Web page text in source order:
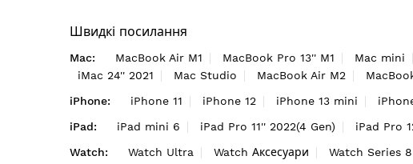
Швидкі посилання
Mac: MacBook Air M1 MacBook Pro 13'' M1 Mac mini
iMac 24'' 2021
Mac Studio MacBook Air M2
iPhone:
iPhone 11 iPhone 12 iPhone 13 mini
iPad:
iPad mini 6 iPad Pro 11'' 2022(4 Gen) iPad Pro
Watch:
Watch Ultra Watch Аксесуари Watch Series 8